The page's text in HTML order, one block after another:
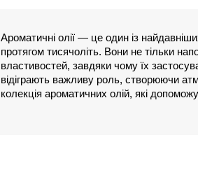
Ароматичні олії — це один із
протягом тисячоліть. Вони не тільки
властивостей, завдяки чому їх
відіграють важливу роль, створюючи
колекція ароматичних олій, які
Процес виробництва